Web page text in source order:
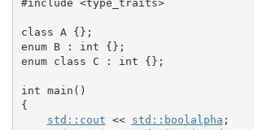
#include <type_traits>
class A {} ;
enum B : int {} ;
enum
class C : int {} ;
int main ( )
{
std:: cout << std:: boolalpha ;